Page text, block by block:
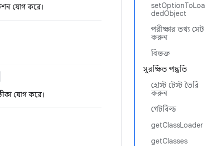
setOptionToLoa
dedObject
পরীক্ষার তথ্য সেট
করুন
বিভক্ত
সুরক্ষিত পদ্ধতি
হোস্ট টেস্ট তৈরি
করুন
গেটবিল্ড
getClassLoader
getClasses
যোগ করে।
যোগ করে।